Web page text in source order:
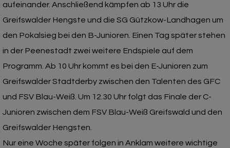
aufeinander. Anschließend kämpfen ab 13 Uhr die
Greifswalder Hengste und die SG Gützkow-Landhagen um
den Pokalsieg bei den B-Junioren. Einen Tag später stehen
in der Peenestadt zwei weitere Endspiele auf dem
Programm. Ab 10 Uhr kommt es bei den E-Junioren zum
Greifswalder Stadtderby zwischen den Talenten des GFC
und FSV Blau-Weiß. Um 12.30 Uhr folgt das Finale der C-
Junioren zwischen dem FSV Blau-Weiß Greifswald und den
Greifswalder Hengsten.
Nur eine Woche später folgen in Anklam weitere wichtige